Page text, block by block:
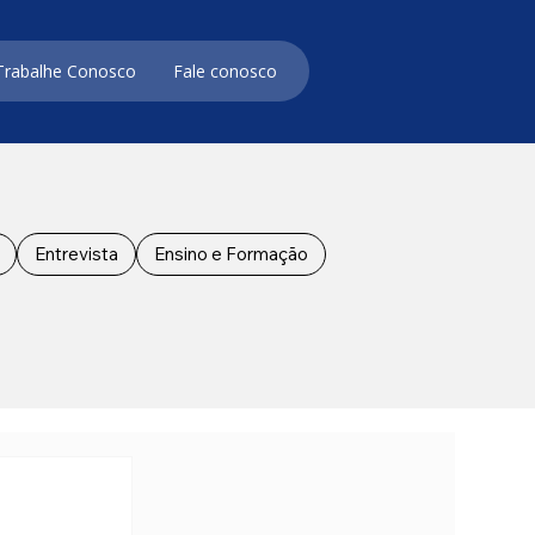
Conosco Fale conosco
Entrevista Ensino e Formação